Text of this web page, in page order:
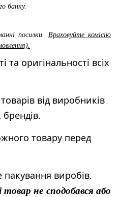
банку.
посилки. Враховуйте комісію
та оригінальності всіх
від виробників
товару перед
пакування виробів.
не сподобався або